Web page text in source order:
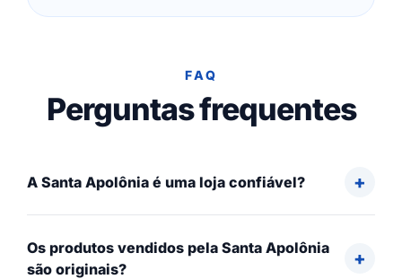
FAQ
Perguntas frequentes
A Santa Apolônia é uma loja confiável?
Os produtos vendidos pela Santa Apolônia
são originais?